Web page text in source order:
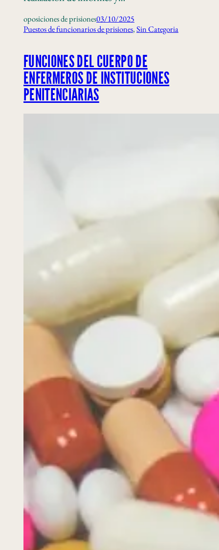
oposiciones de prisiones03/10/2025
Puestos de funcionarios de prisiones, Sin Categoria
FUNCIONES DEL CUERPO DE
ENFERMEROS DE INSTITUCIONES
PENITENCIARIAS